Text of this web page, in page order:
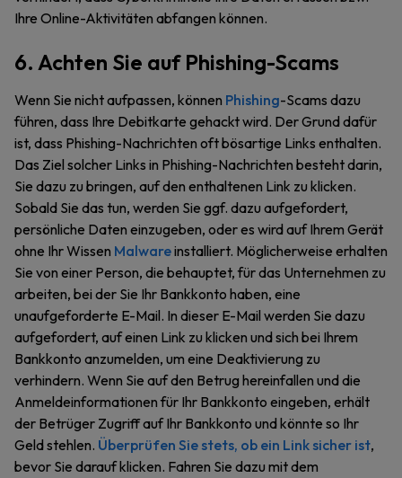
Ihre Online-Aktivitäten abfangen können.
6. Achten Sie auf Phishing-Scams
Wenn Sie nicht aufpassen, können Phishing-Scams dazu
führen, dass Ihre Debitkarte gehackt wird. Der Grund dafür
ist, dass Phishing-Nachrichten oft bösartige Links enthalten.
Das Ziel solcher Links in Phishing-Nachrichten besteht darin,
Sie dazu zu bringen, auf den enthaltenen Link zu klicken.
Sobald Sie das tun, werden Sie ggf. dazu aufgefordert,
persönliche Daten einzugeben, oder es wird auf Ihrem Gerät
ohne Ihr Wissen Malwareinstalliert. Möglicherweise erhalten
Sie von einer Person, die behauptet, für das Unternehmen zu
arbeiten, bei der Sie Ihr Bankkonto haben, eine
unaufgeforderte E-Mail. In dieser E-Mail werden Sie dazu
aufgefordert, auf einen Link zu klicken und sich bei Ihrem
Bankkonto anzumelden, um eine Deaktivierung zu
verhindern. Wenn Sie auf den Betrug hereinfallen und die
Anmeldeinformationen für Ihr Bankkonto eingeben, erhält
der Betrüger Zugriff auf Ihr Bankkonto und könnte so Ihr
Geld stehlen. Überprüfen Sie stets, ob ein Link sicher ist,
bevor Sie darauf klicken. Fahren Sie dazu mit dem